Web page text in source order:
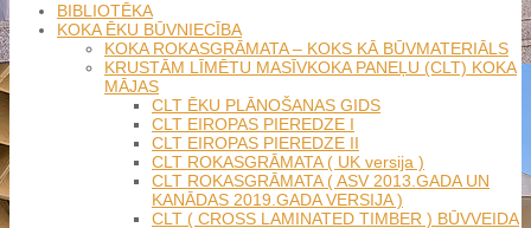
BIBLIOTĒKA
KOKA ĒKU BŪVNIECĪBA
KOKA ROKASGRĀMATA – KOKS KĀ BŪVMATERIĀLS
KRUSTĀM LĪMĒTU MASĪVKOKA PANEĻU (CLT) KOKA
MĀJAS
CLT ĒKU PLĀNOŠANAS GIDS
CLT EIROPAS PIEREDZE I
CLT EIROPAS PIEREDZE II
CLT ROKASGRĀMATA ( UK versija )
CLT ROKASGRĀMATA ( ASV 2013.GADA UN
KANĀDAS 2019.GADA VERSIJA )
CLT ( CROSS LAMINATED TIMBER ) BŪVVEIDA